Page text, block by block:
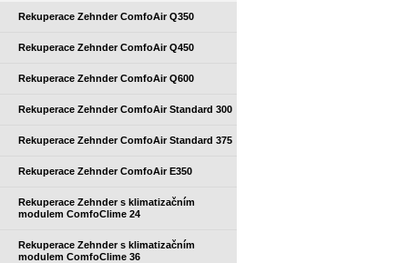
Rekuperace Zehnder ComfoAir Q350
Rekuperace Zehnder ComfoAir Q450
Rekuperace Zehnder ComfoAir Q600
Rekuperace Zehnder ComfoAir Standard 300
Rekuperace Zehnder ComfoAir Standard 375
Rekuperace Zehnder ComfoAir E350
Rekuperace Zehnder s klimatizačním
modulem ComfoClime 24
Rekuperace Zehnder s klimatizačním
modulem ComfoClime 36